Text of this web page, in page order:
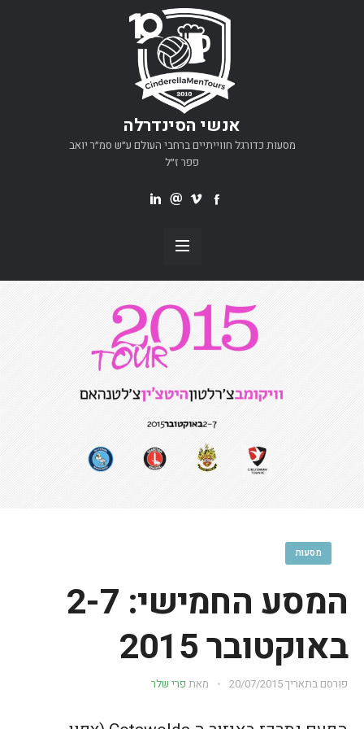
אנשי הסינדרלה
מסעות כדורגל חווייתיים ברחבי העולם ע״ש סמ״ר יואב
פפר ז״ל
מסעות
המסע החמישי: 2-7
באוקטובר 2015
פורסם בתאריך20/07/2015 מאת פרי שלר